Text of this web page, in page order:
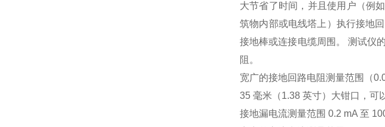
大节省了时间，并且使用户（例
筑物内部或电线塔上）执行接地
接地棒或连接电缆周围。 测试仪
阻。
宽广的接地回路电阻测量范围（
35 毫米（1.38 英寸）大钳口，可
接地漏电流测量范围 0.2 mA 至